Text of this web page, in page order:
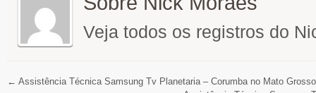
Veja todos os registros do
← Assistência Técnica Samsung Tv Planetaria – Corumba no Mato